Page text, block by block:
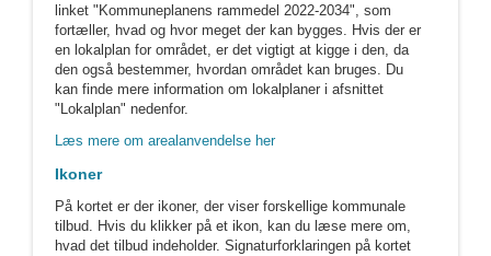
linket "Kommuneplanens rammedel 2022-2034", som
fortæller, hvad og hvor meget der kan bygges. Hvis der er
en lokalplan for området, er det vigtigt at kigge i den, da
den også bestemmer, hvordan området kan bruges. Du
kan finde mere information om lokalplaner i afsnittet
"Lokalplan" nedenfor.
Læs mere om arealanvendelse her
Ikoner
På kortet er der ikoner, der viser forskellige kommunale
tilbud. Hvis du klikker på et ikon, kan du læse mere om,
hvad det tilbud indeholder. Signaturforklaringen på kortet